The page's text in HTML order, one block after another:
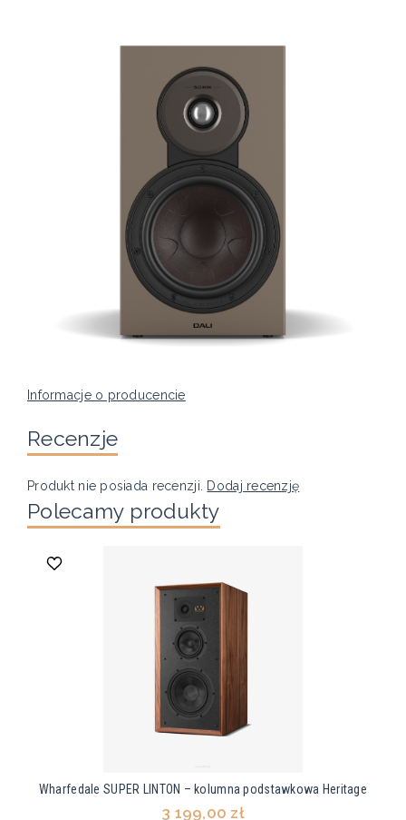
Informacje o producencie
Recenzje
Produkt nie posiada recenzji. Dodaj recenzję
Polecamy produkty
Wharfedale SUPER LINTON – kolumna podstawkowa Heritage
3 199,00 zł